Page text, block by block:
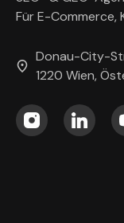
Für E-Commerce,
Donau-City-
1220 Wien,